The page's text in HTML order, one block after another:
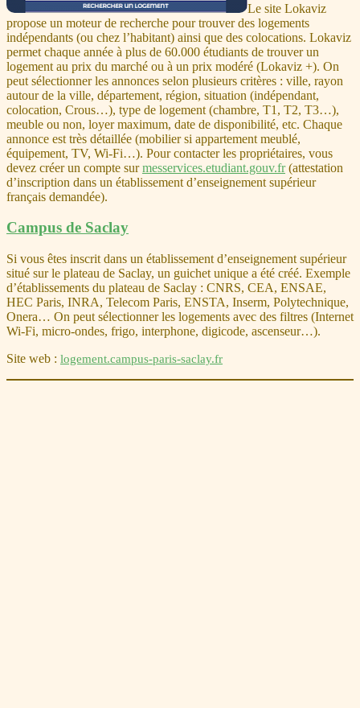
Le site Lokaviz
propose un moteur de recherche pour trouver des logements
indépendants (ou chez l’habitant) ainsi que des colocations. Lokaviz
permet chaque année à plus de 60.000 étudiants de trouver un
logement au prix du marché ou à un prix modéré (Lokaviz +). On
peut sélectionner les annonces selon plusieurs critères : ville, rayon
autour de la ville, département, région, situation (indépendant,
colocation, Crous…), type de logement (chambre, T1, T2, T3…),
meuble ou non, loyer maximum, date de disponibilité, etc. Chaque
annonce est très détaillée (mobilier si appartement meublé,
équipement, TV, Wi-Fi…). Pour contacter les propriétaires, vous
devez créer un compte surmesservices.etudiant.gouv.fr(attestation
d’inscription dans un établissement d’enseignement supérieur
français demandée).
Campus de Saclay
Si vous êtes inscrit dans un établissement d’enseignement supérieur
situé sur le plateau de Saclay, un guichet unique a été créé. Exemple
d’établissements du plateau de Saclay : CNRS, CEA, ENSAE,
HEC Paris, INRA, Telecom Paris, ENSTA, Inserm, Polytechnique,
Onera… On peut sélectionner les logements avec des filtres (Internet
Wi-Fi, micro-ondes, frigo, interphone, digicode, ascenseur…).
Site web : logement.campus-paris-saclay.fr